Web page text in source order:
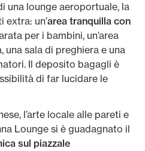
una lounge aeroportuale, la
extra: un’area tranquilla con
per i bambini, un’area
una sala di preghiera e una
Il deposito bagagli è
di far lucidare le
l’arte locale alle pareti e
Lounge si è guadagnato il
sul piazzale